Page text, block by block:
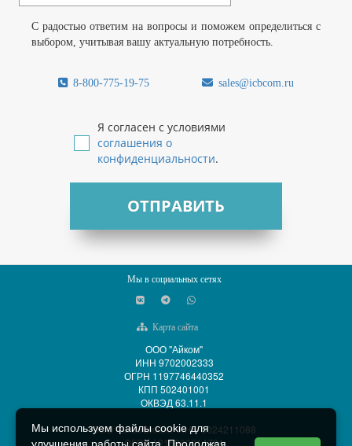
С радостью ответим на вопросы и поможем определиться с
выбором, учитывая вашу актуальную потребность.
8-800-775-19-75 sales@icbcom.ru
Я согласен с условиями
соглашения о
конфиденциальности.
ОТПРАВИТЬ
Мы в социальных сетях
Карта сайта
ООО "Айком"
ИНН 9702002333
ОГРН 1197746440352
КПП 502401001
ОКВЭД 63.11.1
ООО "АйСиБиКом" ИНН 5024211088
ОГРН 1215000014701
Мы используем файлы cookie для